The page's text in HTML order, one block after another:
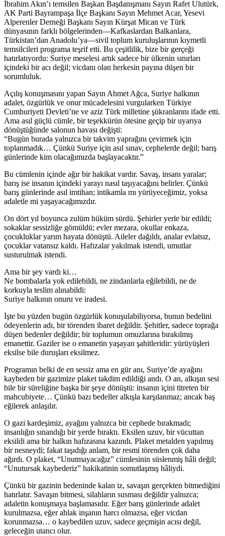
İbrahim Akın’ı temsilen Başkan Başdanışmanı Sayın Rafet Ulutürk,
AK Parti Bayrampaşa İlçe Başkanı Sayın Mehmet Acar, Yesevi
Alperenler Derneği Başkanı Sayın Kürşat Mican ve Türk
dünyasının farklı bölgelerinden—Kafkaslardan Balkanlara,
Türkistan’dan Anadolu’ya—sivil toplum kuruluşlarının kıymetli
temsilcileri programa teşrif etti. Bu çeşitlilik, bize bir gerçeği
hatırlatıyordu: Suriye meselesi artık sadece bir ülkenin sınırları
içindeki bir acı değil; vicdanı olan herkesin payına düşen bir
sorumluluk.
Açılış konuşmasını yapan Sayın Ahmet Ağca, Suriye halkının
adalet, özgürlük ve onur mücadelesini vurgularken Türkiye
Cumhuriyeti Devleti’ne ve aziz Türk milletine şükranlarını ifade etti.
Ama asıl güçlü cümle, bir teşekkürün ötesine geçip bir uyarıya
dönüştüğünde salonun havası değişti:
“Bugün burada yalnızca bir takvim yaprağını çevirmek için
toplanmadık… Çünkü Suriye için asıl sınav, cephelerde değil; barış
günlerinde kim olacağımızda başlayacaktır.”
Bu cümlenin içinde ağır bir hakikat vardır. Savaş, insanı yaralar;
barış ise insanın içindeki yarayı nasıl taşıyacağını belirler. Çünkü
barış günlerinde asıl imtihan; intikamla mı yürüyeceğimiz, yoksa
adaletle mi yaşayacağımızdır.
On dört yıl boyunca zulüm hüküm sürdü. Şehirler yerle bir edildi;
sokaklar sessizliğe gömüldü; evler mezara, okullar enkaza,
çocukluklar yarım hayata dönüştü. Aileler dağıldı, analar evlatsız,
çocuklar vatansız kaldı. Hafızalar yakılmak istendi, umutlar
susturulmak istendi.
Ama bir şey vardı ki…
Ne bombalarla yok edilebildi, ne zindanlarla eğilebildi, ne de
korkuyla teslim alınabildi:
Suriye halkının onuru ve iradesi.
İşte bu yüzden bugün özgürlük konuşulabiliyorsa, bunun bedelini
ödeyenlerin adı, bir törenden ibaret değildir. Şehitler, sadece toprağa
düşen bedenler değildir; bir toplumun omuzlarına bırakılmış
emanettir. Gaziler ise o emanetin yaşayan şahitleridir: yürüyüşleri
eksilse bile duruşları eksilmez.
Programın belki de en sessiz ama en gür anı, Suriye’de ayağını
kaybeden bir gazimize plaket takdim edildiği andı. O an, alkışın sesi
bile bir süreliğine başka bir şeye dönüştü: insanın içini titreten bir
mahcubiyete… Çünkü bazı bedeller alkışla karşılanmaz; ancak baş
eğilerek anlaşılır.
O gazi kardeşimiz, ayağını yalnızca bir cephede bırakmadı;
insanlığın sınandığı bir yerde bıraktı. Eksilen uzuv, bir vücuttan
eksildi ama bir halkın hafızasına kazındı. Plaket metalden yapılmış
bir nesneydi; fakat taşıdığı anlam, bir resmi törenden çok daha
ağırdı. O plaket, “Unutmayacağız” cümlesinin süslenmiş hâli değil;
“Unutursak kaybederiz” hakikatinin somutlaşmış hâliydi.
Çünkü bir gazinin bedeninde kalan iz, savaşın gerçekten bitmediğini
hatırlatır. Savaşın bitmesi, silahların susması değildir yalnızca;
adaletin konuşmaya başlamasıdır. Eğer barış günlerinde adalet
kurulmazsa, eğer ahlak inşanın harcı olmazsa, eğer vicdan
korunmazsa… o kaybedilen uzuv, sadece geçmişin acısı değil,
geleceğin utancı olur.